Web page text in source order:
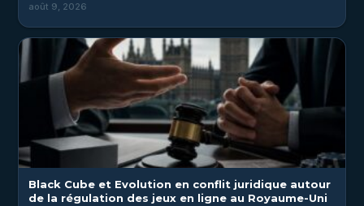
août 9, 2026
Black Cube et Evolution en conflit juridique autour
de la régulation des jeux en ligne au Royaume-Uni